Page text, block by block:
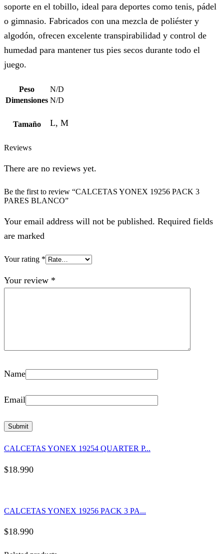
soporte en el tobillo, ideal para deportes como tenis, pádel
o gimnasio. Fabricados con una mezcla de poliéster y
algodón, ofrecen excelente transpirabilidad y control de
humedad para mantener tus pies secos durante todo el
juego.
Peso
N/D
Dimensiones N/D
Tamaño L, M
Reviews
There are no reviews yet.
Be the first to review “CALCETAS YONEX 19256 PACK 3
PARES BLANCO”
Your email address will not be published. Required fields
are marked
Your rating *
Your review *
Name
Email
CALCETAS YONEX 19254 QUARTER P...
$18.990
CALCETAS YONEX 19256 PACK 3 PA...
$18.990